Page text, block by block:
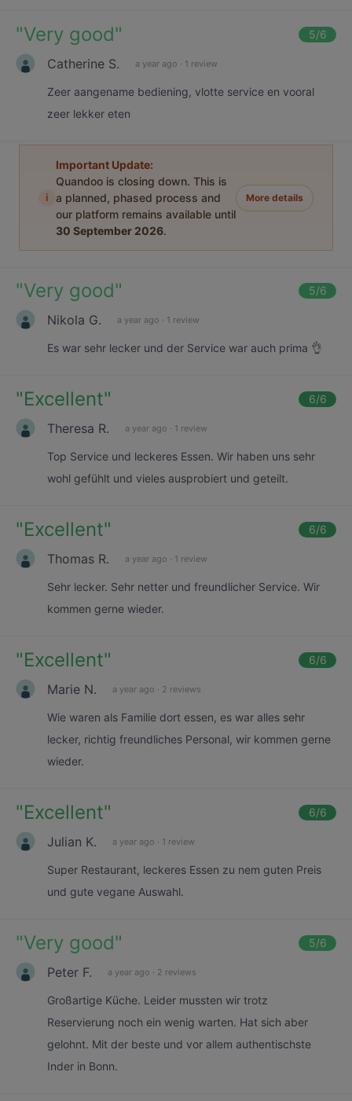
"Very good" 5/6
Catherine S. a year ago · 1 review
Zeer aangename bediening, vlotte service en vooral
zeer lekker eten
i
Important Update:
Quandoo is closing down. This is
a planned, phased process and
our platform remains available until
30 September 2026.
More details
"Very good" 5/6
Nikola G. a year ago · 1 review
Es war sehr lecker und der Service war auch prima 👌
"Excellent" 6/6
Theresa R. a year ago · 1 review
Top Service und leckeres Essen. Wir haben uns sehr
wohl gefühlt und vieles ausprobiert und geteilt.
"Excellent" 6/6
Thomas R. a year ago · 1 review
Sehr lecker. Sehr netter und freundlicher Service. Wir
kommen gerne wieder.
"Excellent" 6/6
Marie N. a year ago · 2 reviews
Wie waren als Familie dort essen, es war alles sehr
lecker, richtig freundliches Personal, wir kommen gerne
wieder.
"Excellent" 6/6
Julian K. a year ago · 1 review
Super Restaurant, leckeres Essen zu nem guten Preis
und gute vegane Auswahl.
"Very good" 5/6
Peter F. a year ago · 2 reviews
Großartige Küche. Leider mussten wir trotz
Reservierung noch ein wenig warten. Hat sich aber
gelohnt. Mit der beste und vor allem authentischste
Inder in Bonn.